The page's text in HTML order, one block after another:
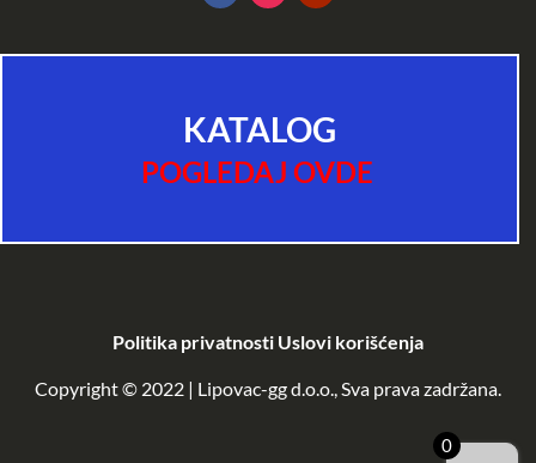
KATALOG
POGLEDAJ OVDE
Politika privatnosti Uslovi korišćenja
Copyright © 2022 | Lipovac-gg d.o.o., Sva prava zadržana.
0